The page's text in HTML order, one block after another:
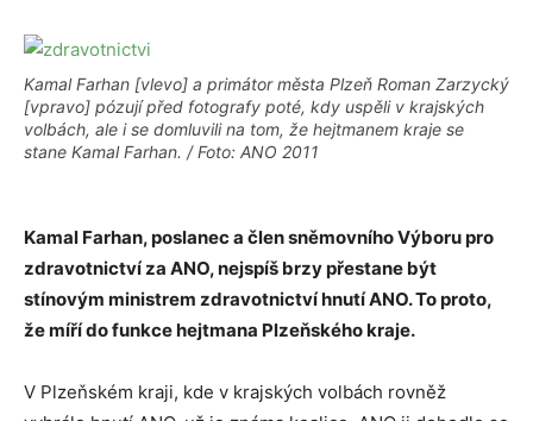
Kamal Farhan [vlevo] a primátor města Plzeň Roman Zarzycký
[vpravo] pózují před fotografy poté, kdy uspěli v krajských
volbách, ale i se domluvili na tom, že hejtmanem kraje se
stane Kamal Farhan. / Foto: ANO 2011
Kamal Farhan, poslanec a člen sněmovního Výboru pro
zdravotnictví za ANO, nejspíš brzy přestane být
stínovým ministrem zdravotnictví hnutí ANO. To proto,
že míří do funkce hejtmana Plzeňského kraje.
V Plzeňském kraji, kde v krajských volbách rovněž